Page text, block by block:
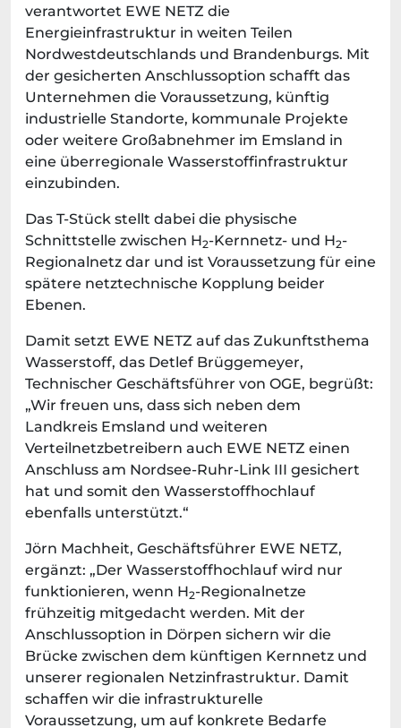
verantwortet EWE NETZ die
Energieinfrastruktur in weiten Teilen
Nordwestdeutschlands und Brandenburgs. Mit
der gesicherten Anschlussoption schafft das
Unternehmen die Voraussetzung, künftig
industrielle Standorte, kommunale Projekte
oder weitere Großabnehmer im Emsland in
eine überregionale Wasserstoffinfrastruktur
einzubinden.
Das T-Stück stellt dabei die physische
Schnittstelle zwischen H2-Kernnetz- und H2-
Regionalnetz dar und ist Voraussetzung für eine
spätere netztechnische Kopplung beider
Ebenen.
Damit setzt EWE NETZ auf das Zukunftsthema
Wasserstoff, das Detlef Brüggemeyer,
Technischer Geschäftsführer von OGE, begrüßt:
„Wir freuen uns, dass sich neben dem
Landkreis Emsland und weiteren
Verteilnetzbetreibern auch EWE NETZ einen
Anschluss am Nordsee-Ruhr-Link III gesichert
hat und somit den Wasserstoffhochlauf
ebenfalls unterstützt.“
Jörn Machheit, Geschäftsführer EWE NETZ,
ergänzt: „Der Wasserstoffhochlauf wird nur
funktionieren, wenn H2-Regionalnetze
frühzeitig mitgedacht werden. Mit der
Anschlussoption in Dörpen sichern wir die
Brücke zwischen dem künftigen Kernnetz und
unserer regionalen Netzinfrastruktur. Damit
schaffen wir die infrastrukturelle
Voraussetzung, um auf konkrete Bedarfe